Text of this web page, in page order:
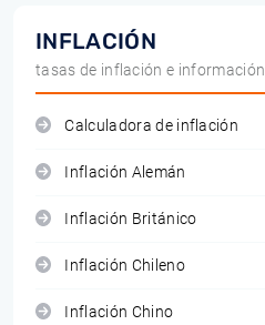
INFLACIÓN
tasas de inflación e información
Calculadora de inflación
Inflación Alemán
Inflación Británico
Inflación Chileno
Inflación Chino